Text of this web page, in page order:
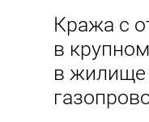
Кража с
в
в жилище